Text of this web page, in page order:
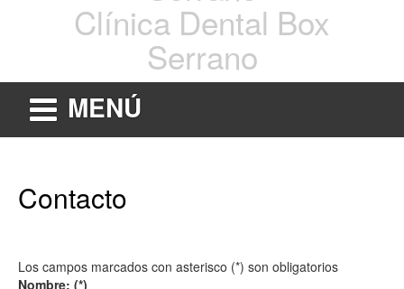
Clínica Dental Box
Serrano
MENÚ
Contacto
Los campos marcados con asterisco (*) son obligatorios
Nombre: (*)